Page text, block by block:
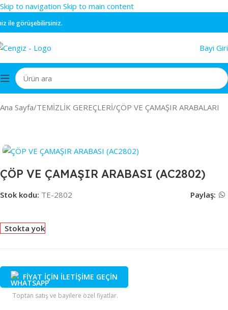
Skip to navigation Skip to main content
görüşebilirsiniz.
Bayi
Ana Sayfa/TEMİZLİK GEREÇLERİ/ÇÖP VE ÇAMAŞIR ARABALARI
ÇÖP VE ÇAMAŞIR ARABASI (AC2802)
Stok kodu: TE-2802 Paylaş:
Stokta yok
FİYAT İÇİN İLETİŞİME GEÇİN
Toptan satış ve bayilere özel fiyatlar.